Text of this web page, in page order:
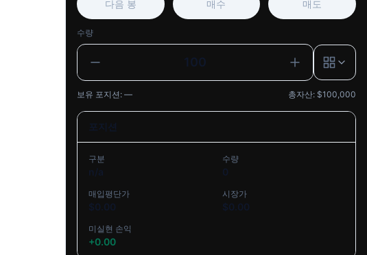
다음 봉 매수 매도
수량
보유 포지션 : — 총자산: $100,000
포지션
구분
n/a
수량
0
매입평단가
$0.00
시장가
$0.00
미실현 손익
+0.00